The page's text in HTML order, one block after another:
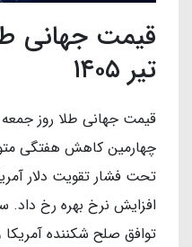
تیر ۱۴۰۵
چهارمین کاهش هفتگی
تحت فشار تقویت دلار
افزایش نرخ بهره رخ داد.
توافق صلح شکننده